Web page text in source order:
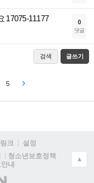
17075-11177 0
댓글
검색 글쓰기
5
크
설정
청소년보호정책
내
▲